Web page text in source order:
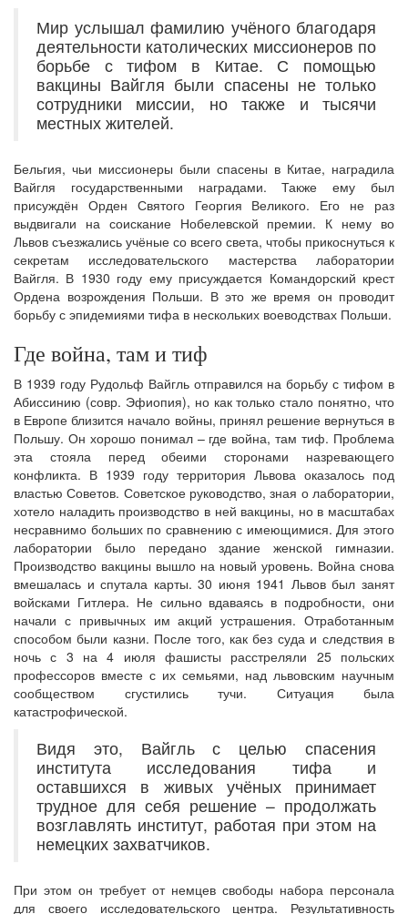
Мир услышал фамилию учёного благодаря
деятельности католических миссионеров по
борьбе с тифом в Китае. С помощью
вакцины Вайгля были спасены не только
сотрудники миссии, но также и тысячи
местных жителей.
Бельгия, чьи миссионеры были спасены в Китае, наградила
Вайгля государственными наградами. Также ему был
присуждён Орден Святого Георгия Великого. Его не раз
выдвигали на соискание Нобелевской премии. К нему во
Львов съезжались учёные со всего света, чтобы прикоснуться к
секретам исследовательского мастерства лаборатории
Вайгля. В 1930 году ему присуждается Командорский крест
Ордена возрождения Польши. В это же время он проводит
борьбу с эпидемиями тифа в нескольких воеводствах Польши.
Где война, там и тиф
В 1939 году Рудольф Вайгль отправился на борьбу с тифом в
Абиссинию (совр. Эфиопия), но как только стало понятно, что
в Европе близится начало войны, принял решение вернуться в
Польшу. Он хорошо понимал – где война, там тиф. Проблема
эта стояла перед обеими сторонами назревающего
конфликта. В 1939 году территория Львова оказалось под
властью Советов. Советское руководство, зная о лаборатории,
хотело наладить производство в ней вакцины, но в масштабах
несравнимо больших по сравнению с имеющимися. Для этого
лаборатории было передано здание женской гимназии.
Производство вакцины вышло на новый уровень. Война снова
вмешалась и спутала карты. 30 июня 1941 Львов был занят
войсками Гитлера. Не сильно вдаваясь в подробности, они
начали с привычных им акций устрашения. Отработанным
способом были казни. После того, как без суда и следствия в
ночь с 3 на 4 июля фашисты расстреляли 25 польских
профессоров вместе с их семьями, над львовским научным
сообществом сгустились тучи. Ситуация была
катастрофической.
Видя это, Вайгль с целью спасения
института исследования тифа и
оставшихся в живых учёных принимает
трудное для себя решение – продолжать
возглавлять институт, работая при этом на
немецких захватчиков.
При этом он требует от немцев свободы набора персонала
для своего исследовательского центра. Результативность